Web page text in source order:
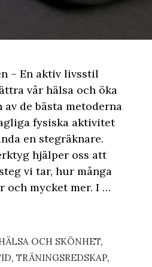
– En aktiv livsstil
vår hälsa och öka
de bästa metoderna
fysiska aktivitet
en stegräknare.
hjälper oss att
vi tar, hur många
och mycket mer. I …
OCH SKÖNHET,
, TRÄNINGSREDSKAP,